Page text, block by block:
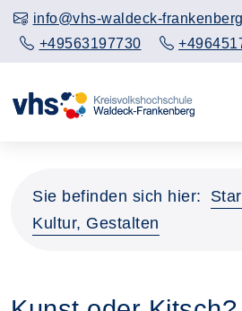
info@vhs-waldeck-
+49563197730
Sie befinden sich hier:
Kultur, Gestalten